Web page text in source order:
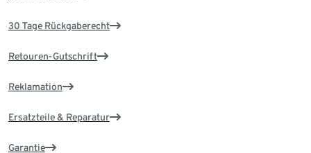
30 Tage Rückgaberecht
Retouren-Gutschrift
Reklamation
Ersatzteile & Reparatur
Garantie